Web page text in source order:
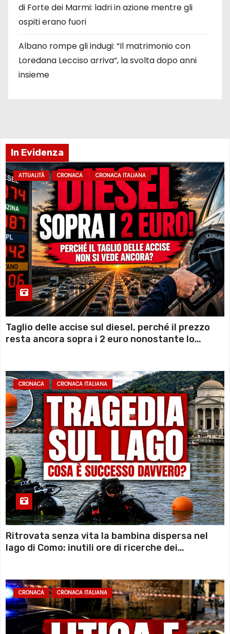
di Forte dei Marmi: ladri in azione mentre gli
ospiti erano fuori
Albano rompe gli indugi: “Il matrimonio con
Loredana Lecciso arriva”, la svolta dopo anni
insieme
In Evidenza
ATTUALITÀ CRONACA CRONACA ITALIANA
Taglio delle accise sul diesel, perché il prezzo
resta ancora sopra i 2 euro nonostante lo
CRONACA CRONACA ITALIANA
Ritrovata senza vita la bambina dispersa nel
lago di Como: inutili ore di ricerche dei
CRONACA CRONACA ITALIANA